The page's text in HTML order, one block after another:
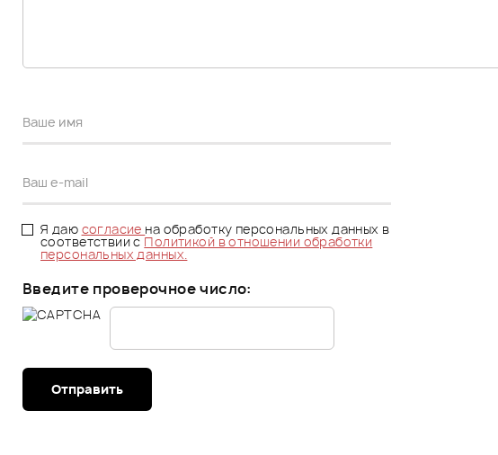
Я даю согласие на обработку персональных данных в
соответствии сПолитикой в отношении обработки
персональных данных.
Введите проверочное число:
Отправить